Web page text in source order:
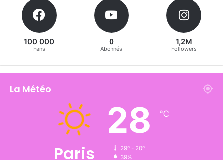
100 000
Fans
0
Abonnés
1,2M
Followers
La Météo
Paris
28 ℃
29º - 20º
39%